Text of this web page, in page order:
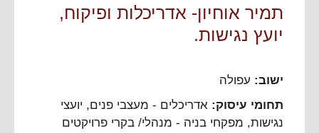
תמיר אוחיון- אדריכלות ופיקוח,
יועץ נגישות.
ישוב: עפולה
תחומי עיסוק: אדריכלים - מעצבי פנים, יועצי
נגישות, מפקחי בניה - מנהלי/ בקרי פרויקטים